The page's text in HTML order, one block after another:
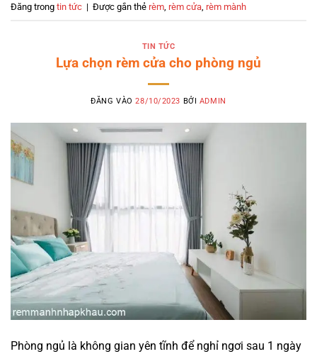
Đăng trong tin tức | Được gắn thẻ rèm, rèm cửa, rèm mành
TIN TỨC
Lựa chọn rèm cửa cho phòng ngủ
ĐĂNG VÀO28/10/2023 BỞI ADMIN
Phòng ngủ là không gian yên tĩnh để nghỉ ngơi sau 1 ngày